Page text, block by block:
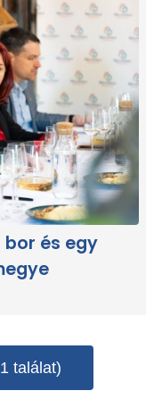
bor és egy
találat)